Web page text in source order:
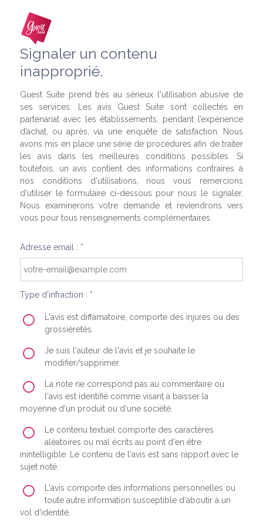
Signaler un contenu
inapproprié.
Guest Suite prend très au sérieux l'utilisation abusive de
ses services. Les avis Guest Suite sont collectés en
partenariat avec les établissements, pendant l’expérience
d’achat, ou après, via une enquête de satisfaction. Nous
avons mis en place une série de procédures afin de traiter
les avis dans les meilleures conditions possibles. Si
toutefois, un avis contient des informations contraires à
nos conditions d'utilisations, nous vous remercions
d'utiliser le formulaire ci-dessous pour nous le signaler.
Nous examinerons votre demande et reviendrons vers
vous pour tous renseignements complémentaires.
Adresse email : *
Type d'infraction : *
L'avis est diffamatoire, comporte des injures ou des
grossièretés.
Je suis l'auteur de l'avis et je souhaite le
modifier/supprimer.
La note ne correspond pas au commentaire ou
l'avis est identifié comme visant à baisser la
moyenne d'un produit ou d'une société.
Le contenu textuel comporte des caractères
aléatoires ou mal écrits au point d'en être
inintelligible. Le contenu de l'avis est sans rapport avec le
sujet noté.
L'avis comporte des informations personnelles ou
toute autre information susceptible d'aboutir à un
vol d'identité.